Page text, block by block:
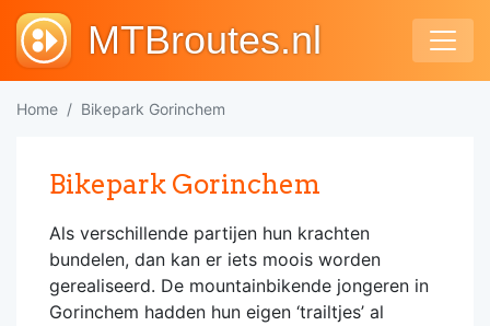
MTBroutes.nl
Home Bikepark Gorinchem
Bikepark Gorinchem
Als verschillende partijen hun krachten
bundelen, dan kan er iets moois worden
gerealiseerd. De mountainbikende jongeren in
Gorinchem hadden hun eigen ‘trailtjes’ al